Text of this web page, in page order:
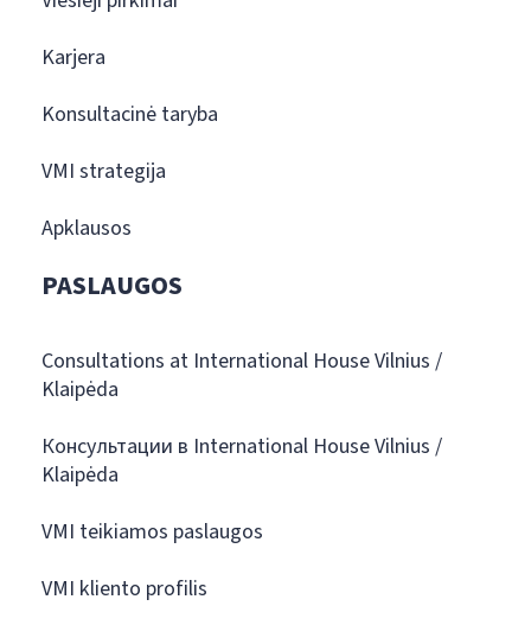
Karjera
Konsultacinė taryba
VMI strategija
Apklausos
PASLAUGOS
Consultations at International House Vilnius /
Klaipėda
Консультации в International House Vilnius /
Klaipėda
VMI teikiamos paslaugos
VMI kliento profilis